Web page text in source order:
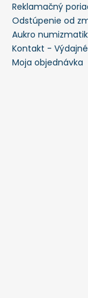
Reklamačný
Odstúpenie od
Aukro
Kontakt -
Moja objednávka